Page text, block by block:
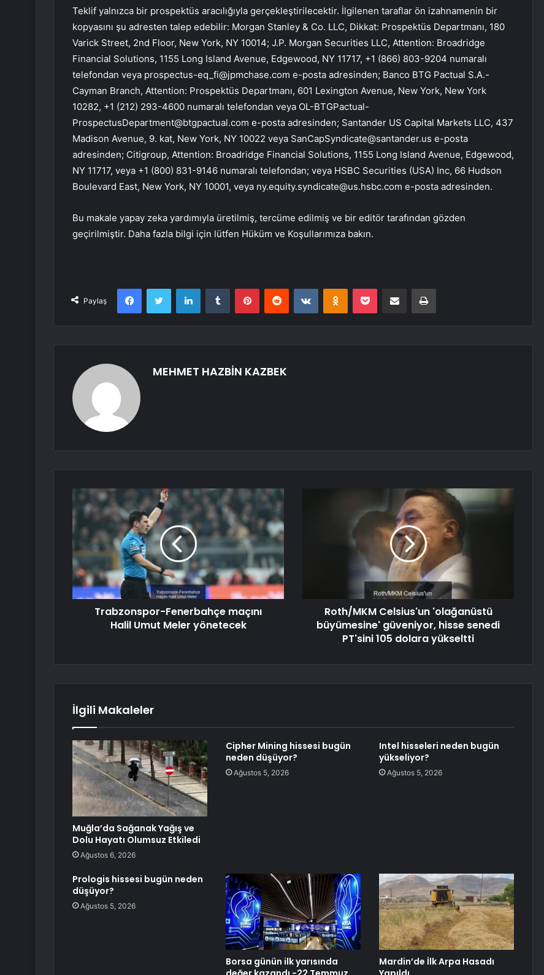
Teklif yalnızca bir prospektüs aracılığıyla gerçekleştirilecektir. İlgilenen taraflar ön izahnamenin bir
kopyasını şu adresten talep edebilir: Morgan Stanley & Co. LLC, Dikkat: Prospektüs Departmanı, 180
Varick Street, 2nd Floor, New York, NY 10014; J.P. Morgan Securities LLC, Attention: Broadridge
Financial Solutions, 1155 Long Island Avenue, Edgewood, NY 11717, +1 (866) 803-9204 numaralı
telefondan veya prospectus-eq_fi@jpmchase.com e-posta adresinden; Banco BTG Pactual S.A.-
Cayman Branch, Attention: Prospektüs Departmanı, 601 Lexington Avenue, New York, New York
10282, +1 (212) 293-4600 numaralı telefondan veya OL-BTGPactual-
ProspectusDepartment@btgpactual.com e-posta adresinden; Santander US Capital Markets LLC, 437
Madison Avenue, 9. kat, New York, NY 10022 veya SanCapSyndicate@santander.us e-posta
adresinden; Citigroup, Attention: Broadridge Financial Solutions, 1155 Long Island Avenue, Edgewood,
NY 11717, veya +1 (800) 831-9146 numaralı telefondan; veya HSBC Securities (USA) Inc, 66 Hudson
Boulevard East, New York, NY 10001, veya ny.equity.syndicate@us.hsbc.com e-posta adresinden.
Bu makale yapay zeka yardımıyla üretilmiş, tercüme edilmiş ve bir editör tarafından gözden
geçirilmiştir. Daha fazla bilgi için lütfen Hüküm ve Koşullarımıza bakın.
Paylaş
FacebookTwitter LinkedInTumblr PinterestReddit VKontakteOdnoklassniki
Pocket E-Posta ile paylaş Yazdır
MEHMET HAZBİN KAZBEK
Trabzonspor-Fenerbahçe maçını
Halil Umut Meler yönetecek
Roth/MKM Celsius'un 'olağanüstü
büyümesine' güveniyor, hisse senedi
PT'sini 105 dolara yükseltti
İlgili Makaleler
Muğla’da Sağanak Yağış ve
Dolu Hayatı Olumsuz Etkiledi
Ağustos 6, 2026
Cipher Mining hissesi bugün
neden düşüyor?
Ağustos 5, 2026
Intel hisseleri neden bugün
yükseliyor?
Ağustos 5, 2026
Prologis hissesi bugün neden
düşüyor?
Ağustos 5, 2026
Borsa günün ilk yarısında
Mardin’de İlk Arpa Hasadı